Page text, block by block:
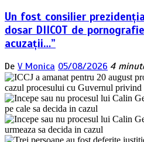
Un fost consilier
dosar DIICOT de
acuzații…”
De V Monica 05/08/2026 4